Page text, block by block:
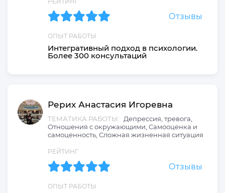
Отзывы
ОПЫТ РАБОТЫ
Интегративный подход в психологии.
Более 300 консультаций
Рерих Анастасия Игоревна
ТЕМАТИКА РАБОТЫ:
Депрессия, тревога,
Отношения с окружающими, Самооценка и
самоценность, Сложная жизненная ситуация
РЕЙТИНГ
Отзывы
ОПЫТ РАБОТЫ